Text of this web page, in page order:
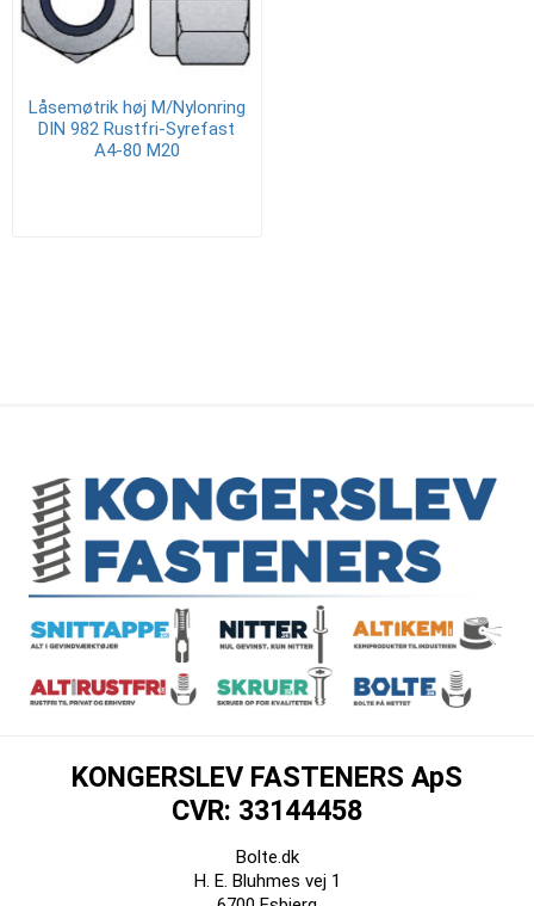
Låsemøtrik høj M/Nylonring
DIN 982 Rustfri-Syrefast
A4-80 M20
KONGERSLEV FASTENERS ApS
CVR: 33144458
Bolte.dk
H. E. Bluhmes vej 1